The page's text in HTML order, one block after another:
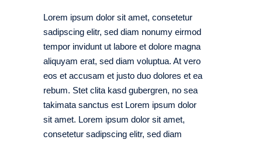
Lorem ipsum dolor sit amet, consetetur
sadipscing elitr, sed diam nonumy eirmod
tempor invidunt ut labore et dolore magna
aliquyam erat, sed diam voluptua. At vero
eos et accusam et justo duo dolores et ea
rebum. Stet clita kasd gubergren, no sea
takimata sanctus est Lorem ipsum dolor
sit amet. Lorem ipsum dolor sit amet,
consetetur sadipscing elitr, sed diam